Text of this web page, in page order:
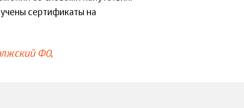
сертификаты на
ФО